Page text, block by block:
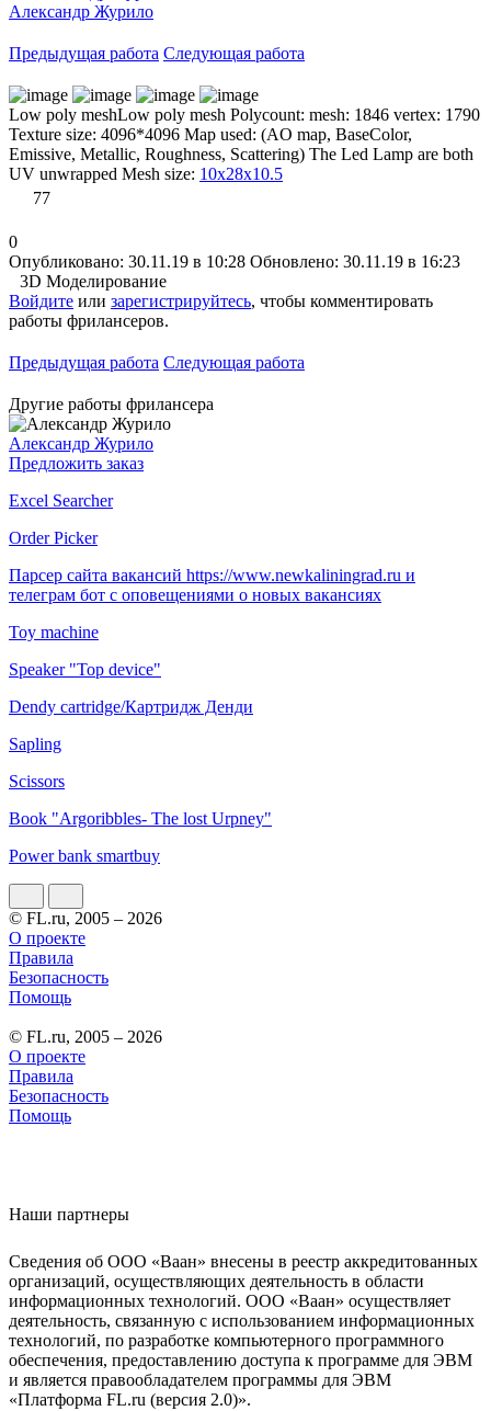
Александр Журило
Предыдущая работа Следующая работа
Low poly meshLow poly mesh Polycount: mesh: 1846 vertex: 1790
Texture size: 4096*4096 Map used: (AO map, BaseColor,
Emissive, Metallic, Roughness, Scattering) The Led Lamp are both
UV unwrapped Mesh size: 10x28x10.5
77
0
Опубликовано: 30.11.19 в 10:28 Обновлено: 30.11.19 в 16:23
3D Моделирование
Войдите или зарегистрируйтесь, чтобы комментировать
работы фрилансеров.
Предыдущая работа Следующая работа
Другие работы фрилансера
Александр Журило
Предложить заказ
Excel Searcher
Order Picker
Парсер сайта вакансий https://www.newkaliningrad.ru и
телеграм бот с оповещениями о новых вакансиях
Toy machine
Speaker "Top device"
Dendy cartridge/Картридж Денди
Sapling
Scissors
Book "Argoribbles- The lost Urpney"
Power bank smartbuy
© FL.ru, 2005 – 2026
О проекте
Правила
Безопасность
Помощь
© FL.ru, 2005 – 2026
О проекте
Правила
Безопасность
Помощь
Наши партнеры
Сведения об ООО «Ваан» внесены в реестр аккредитованных
организаций, осуществляющих деятельность в области
информационных технологий. ООО «Ваан» осуществляет
деятельность, связанную с использованием информационных
технологий, по разработке компьютерного программного
обеспечения, предоставлению доступа к программе для ЭВМ
и является правообладателем программы для ЭВМ
«Платформа FL.ru (версия 2.0)».